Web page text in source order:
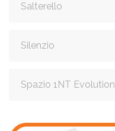
Salterello
Silenzio
Spazio 1NT Evolution